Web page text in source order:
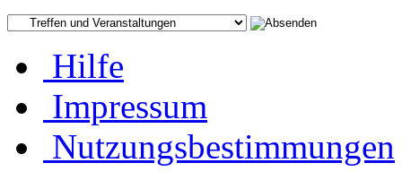
Hilfe
Impressum
Nutzungsbestimmungen